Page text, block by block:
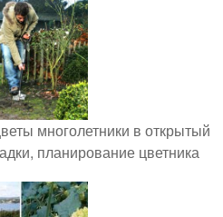
многолетники в открытый
планирование цветника